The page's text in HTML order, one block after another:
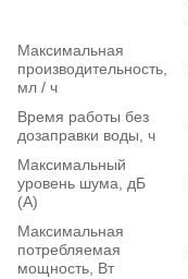
Максимальная
производительность,
мл / ч
Время работы без
дозаправки воды, ч
Максимальный
уровень шума, дБ
(А)
Максимальная
потребляемая
мощность, Вт